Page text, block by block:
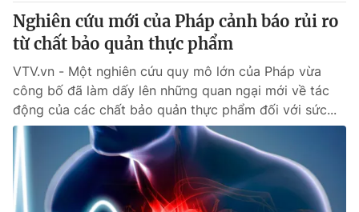
Nghiên cứu mới của Pháp cảnh báo rủi ro
từ chất bảo quản thực phẩm
VTV.vn - Một nghiên cứu quy mô lớn của Pháp vừa
công bố đã làm dấy lên những quan ngại mới về tác
động của các chất bảo quản thực phẩm đối với sức...